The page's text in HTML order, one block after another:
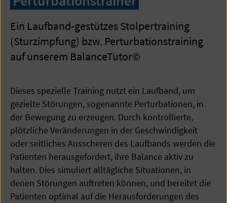
Ein Laufband-gestützes Stolpertraining
(Sturzimpfung) bzw. Perturbationstraining
auf unserem BalanceTutor©
Dieses spezielle Training nutzt ein Laufband, um
gezielte Störungen, sogenannte Perturbationen, in
der Bewegung zu erzeugen. Durch kontrollierte,
plötzliche Veränderungen in der Geschwindigkeit
oder seitliches Ausscheren des Laufbands werden die
Patienten herausgefordert, ihre Balance aktiv zu
halten. Dies simuliert alltägliche Situationen, in
denen Störungen auftreten können, und bereitet die
Patienten optimal auf die Herausforderungen des